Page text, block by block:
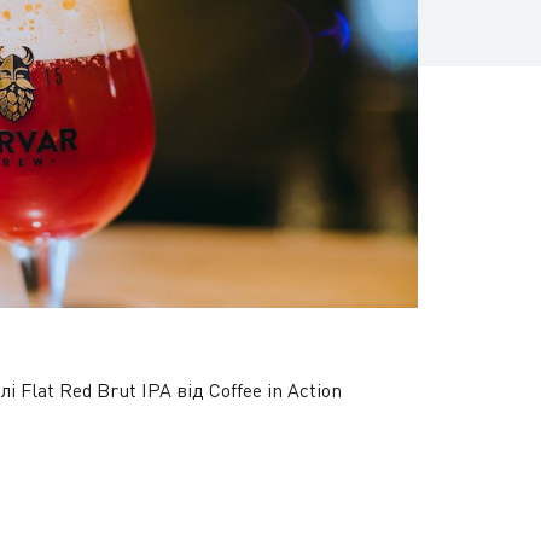
Flat Red Brut IPA від Coffee in Action